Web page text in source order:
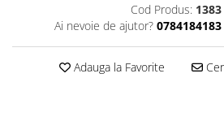
Cod Produs: 1383
Ai nevoie de ajutor? 0784184183
Adauga la Favorite